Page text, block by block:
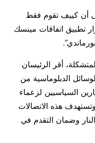
أن كييف تقوم فقط
تطبيق اتفاقات مينسك
أقر الرئيسان
الدبلوماسية من
السياسيين لزعماء
هذه الاتصالات
وضمان التقدم في